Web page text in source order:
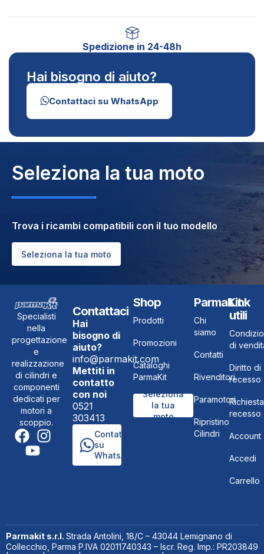
Spedizione in 24-48h
Hai bisogno di aiuto?
Contattaci su WhatsApp
Seleziona la tua moto
Trova i ricambi compatibili con il tuo modello
Seleziona la tua moto
Specialisti
nella
progettazione
e
realizzazione
di cilindri e
componenti
dedicati per
motori a
scoppio.
Contattaci
Hai
bisogno di
aiuto?
info@parmakit.com
Mettiti in
contatto
con noi
0521
303413
Contattaci
su
WhatsApp
Shop
Prodotti
Promozioni
Cataloghi
ParmaKit
Seleziona
la tua
moto
ParmaKit
Chi
siamo
Contatti
Rivenditori
Paramotori
Ripristino
Cilindri
Link
utili
di
Diritto di
recesso
Richiesta
recesso
Account
Accedi
Carrello
Parmakit s.r.l. Strada Antolini, 18/C – 43044 Lemignano di
Collecchio, Parma P.IVA 02011740343 – Iscr. Reg. Imp.: PR203849